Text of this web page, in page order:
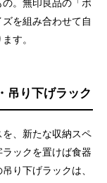
。無印良品の「ポ
を組み合わせて自
す。
吊り下げラック
、新たな収納スペ
ックを置けば食器
り下げラックは、